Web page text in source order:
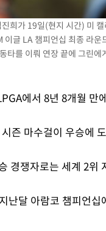
희가 19일(현지 시간) 미
글 LA 챔피언십 최종 라
타를 이뤄 연장 끝에 그린
에서 8년 8개월 만
즌 마수걸이 우승에
경쟁자로는 세계 2위
난달 아람코 챔피언